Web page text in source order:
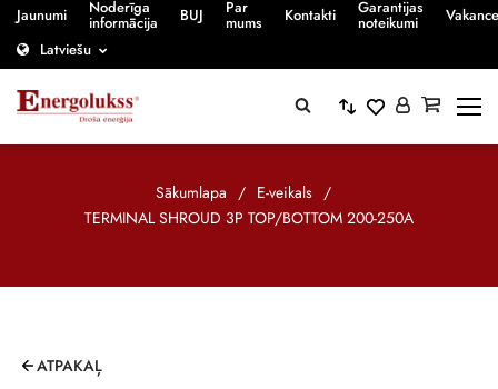
Jaunumi Noderīga
informācija BUJ Par
mums Kontakti Garantijas
noteikumi
Latviešu
Sākumlapa / E-veikals /
TERMINAL SHROUD 3P TOP/BOTTOM 200-250A
ATPAKAĻ